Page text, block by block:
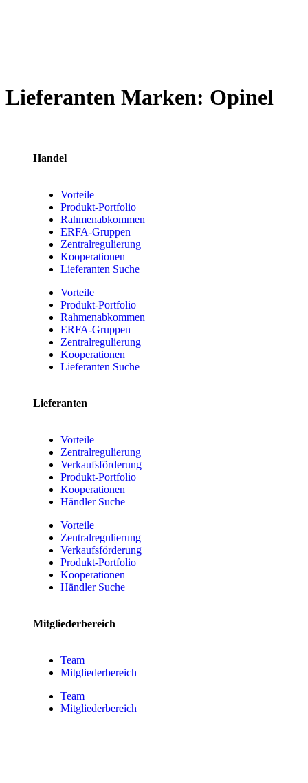
Lieferanten Marken: Opinel
Handel
Vorteile
Produkt-Portfolio
Rahmenabkommen
ERFA-Gruppen
Zentralregulierung
Kooperationen
Lieferanten Suche
Vorteile
Produkt-Portfolio
Rahmenabkommen
ERFA-Gruppen
Zentralregulierung
Kooperationen
Lieferanten Suche
Lieferanten
Vorteile
Zentralregulierung
Verkaufsförderung
Produkt-Portfolio
Kooperationen
Händler Suche
Vorteile
Zentralregulierung
Verkaufsförderung
Produkt-Portfolio
Kooperationen
Händler Suche
Mitgliederbereich
Team
Mitgliederbereich
Team
Mitgliederbereich